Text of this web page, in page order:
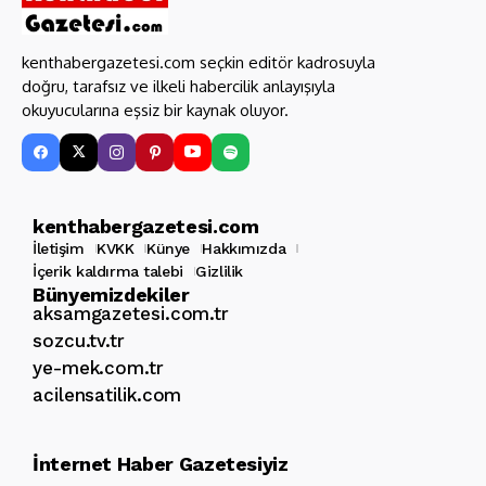
kenthabergazetesi.com seçkin editör kadrosuyla
doğru, tarafsız ve ilkeli habercilik anlayışıyla
okuyucularına eşsiz bir kaynak oluyor.
kenthabergazetesi.com
İletişim KVKK Künye
Hakkımızda
İçerik kaldırma talebi
Gizlilik
Bünyemizdekiler
aksamgazetesi.com.tr
sozcu.tv.tr
ye-mek.com.tr
acilensatilik.com
İnternet Haber Gazetesiyiz